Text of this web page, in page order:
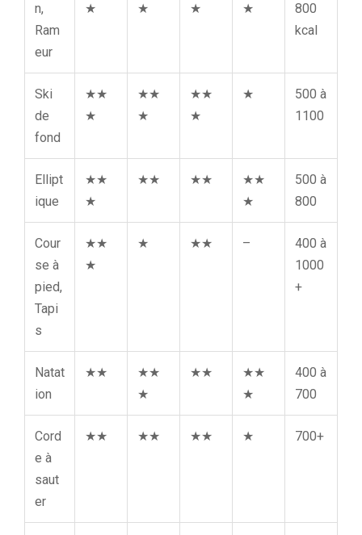
n,
Ram
eur
★
★
★
★
800
kcal
Ski
de
fond
★★
★
★★
★
★★
★
★
500 à
1100
Ellipt
ique
★★
★
★★ ★★
★★
★
500 à
800
Cour
se à
pied,
Tapi
s
★★
★
★ ★★ –
400 à
1000
+
Natat
ion
★★
★★
★
★★
★★
★
400 à
700
Cord
e à
saut
er
★★ ★★ ★★ ★ 700+